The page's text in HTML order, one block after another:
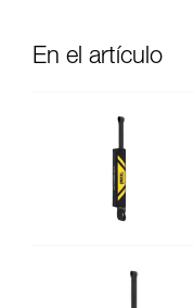
En el artículo